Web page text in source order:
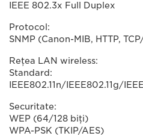
IEEE 802.3x Full Duplex
Protocol:
SNMP (Canon-MIB, HTTP,
Reţea LAN wireless:
Standard:
IEEE802.11n/IEEE802.11g/
Securitate:
WEP (64/128 biţi)
WPA-PSK (TKIP/AES)